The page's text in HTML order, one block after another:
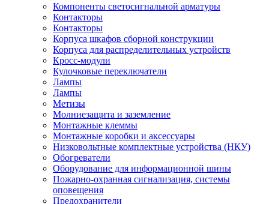
Компоненты светосигнальной арматуры
Контакторы
Контакторы
Корпуса шкафов сборной конструкции
Корпуса для распределительных устройств
Кросс-модули
Кулочковые переключатели
Лампы
Лампы
Метизы
Молниезащита и заземление
Монтажные клеммы
Монтажные коробки и аксессуары
Низковольтные комплектные устройства (НКУ)
Обогреватели
Оборудование для информационной шины
Пожарно-охранная сигнализация, системы
оповещения
Предохранители